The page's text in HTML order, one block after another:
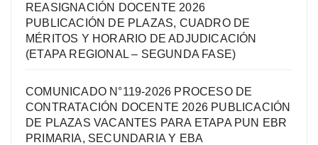
REASIGNACIÓN DOCENTE 2026
PUBLICACIÓN DE PLAZAS, CUADRO DE
MÉRITOS Y HORARIO DE ADJUDICACIÓN
(ETAPA REGIONAL – SEGUNDA FASE)
COMUNICADO N°119-2026 PROCESO DE
CONTRATACIÓN DOCENTE 2026 PUBLICACIÓN
DE PLAZAS VACANTES PARA ETAPA PUN EBR
PRIMARIA, SECUNDARIA Y EBA